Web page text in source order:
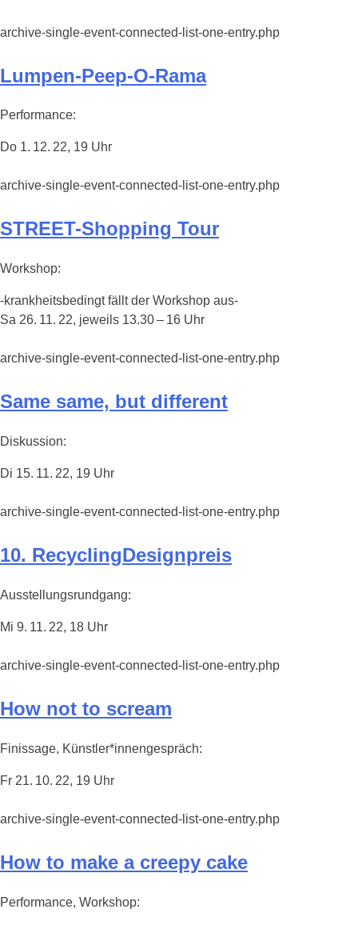
archive-single-event-connected-list-one-entry.php
Lumpen-Peep-O-Rama
Performance:
Do 1. 12. 22, 19 Uhr
archive-single-event-connected-list-one-entry.php
STREET-Shopping Tour
Workshop:
-krankheitsbedingt fällt der Workshop aus-
Sa 26. 11. 22, jeweils 13.30 – 16 Uhr
archive-single-event-connected-list-one-entry.php
Same same, but different
Diskussion:
Di 15. 11. 22, 19 Uhr
archive-single-event-connected-list-one-entry.php
10. RecyclingDesignpreis
Ausstellungsrundgang:
Mi 9. 11. 22, 18 Uhr
archive-single-event-connected-list-one-entry.php
How not to scream
Finissage, Künstler*innengespräch:
Fr 21. 10. 22, 19 Uhr
archive-single-event-connected-list-one-entry.php
How to make a creepy cake
Performance, Workshop: